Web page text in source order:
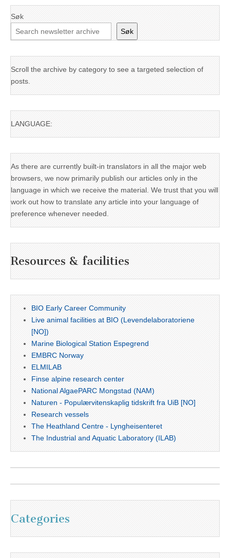
Søk
Søk
Scroll the archive by category to see a targeted selection of
posts.
LANGUAGE:
As there are currently built-in translators in all the major web
browsers, we now primarily publish our articles only in the
language in which we receive the material. We trust that you will
work out how to translate any article into your language of
preference whenever needed.
Resources & facilities
BIO Early Career Community
Live animal facilities at BIO (Levendelaboratoriene
[NO])
Marine Biological Station Espegrend
EMBRC Norway
ELMILAB
Finse alpine research center
National AlgaePARC Mongstad (NAM)
Naturen - Populærvitenskaplig tidskrift fra UiB [NO]
Research vessels
The Heathland Centre - Lyngheisenteret
The Industrial and Aquatic Laboratory (ILAB)
Categories